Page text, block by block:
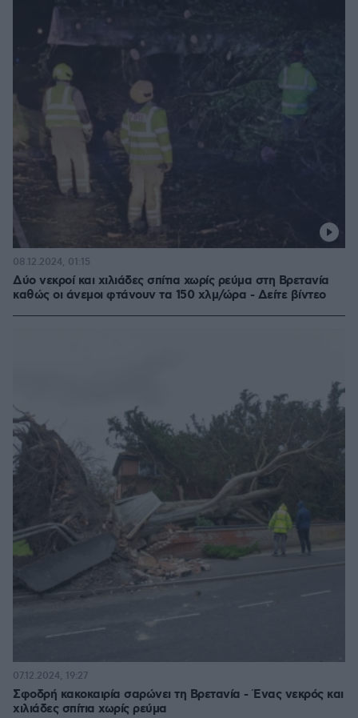
Δύο νεκροί και χιλιάδες σπίτια χωρίς ρεύμα στη Βρετανία
καθώς οι άνεμοι φτάνουν τα 150 χλμ/ώρα - Δείτε βίντεο
08.12.2024, 01:15
Σφοδρή κακοκαιρία σαρώνει τη Βρετανία - Ένας νεκρός και
χιλιάδες σπίτια χωρίς ρεύμα
07.12.2024, 19:27